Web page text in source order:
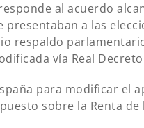
al acuerdo
a las
respaldo
vía Real
para modificar el
sobre la Renta